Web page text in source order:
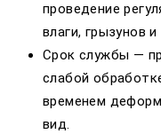
проведение
влаги, грызунов
Срок службы —
слабой
временем
вид.